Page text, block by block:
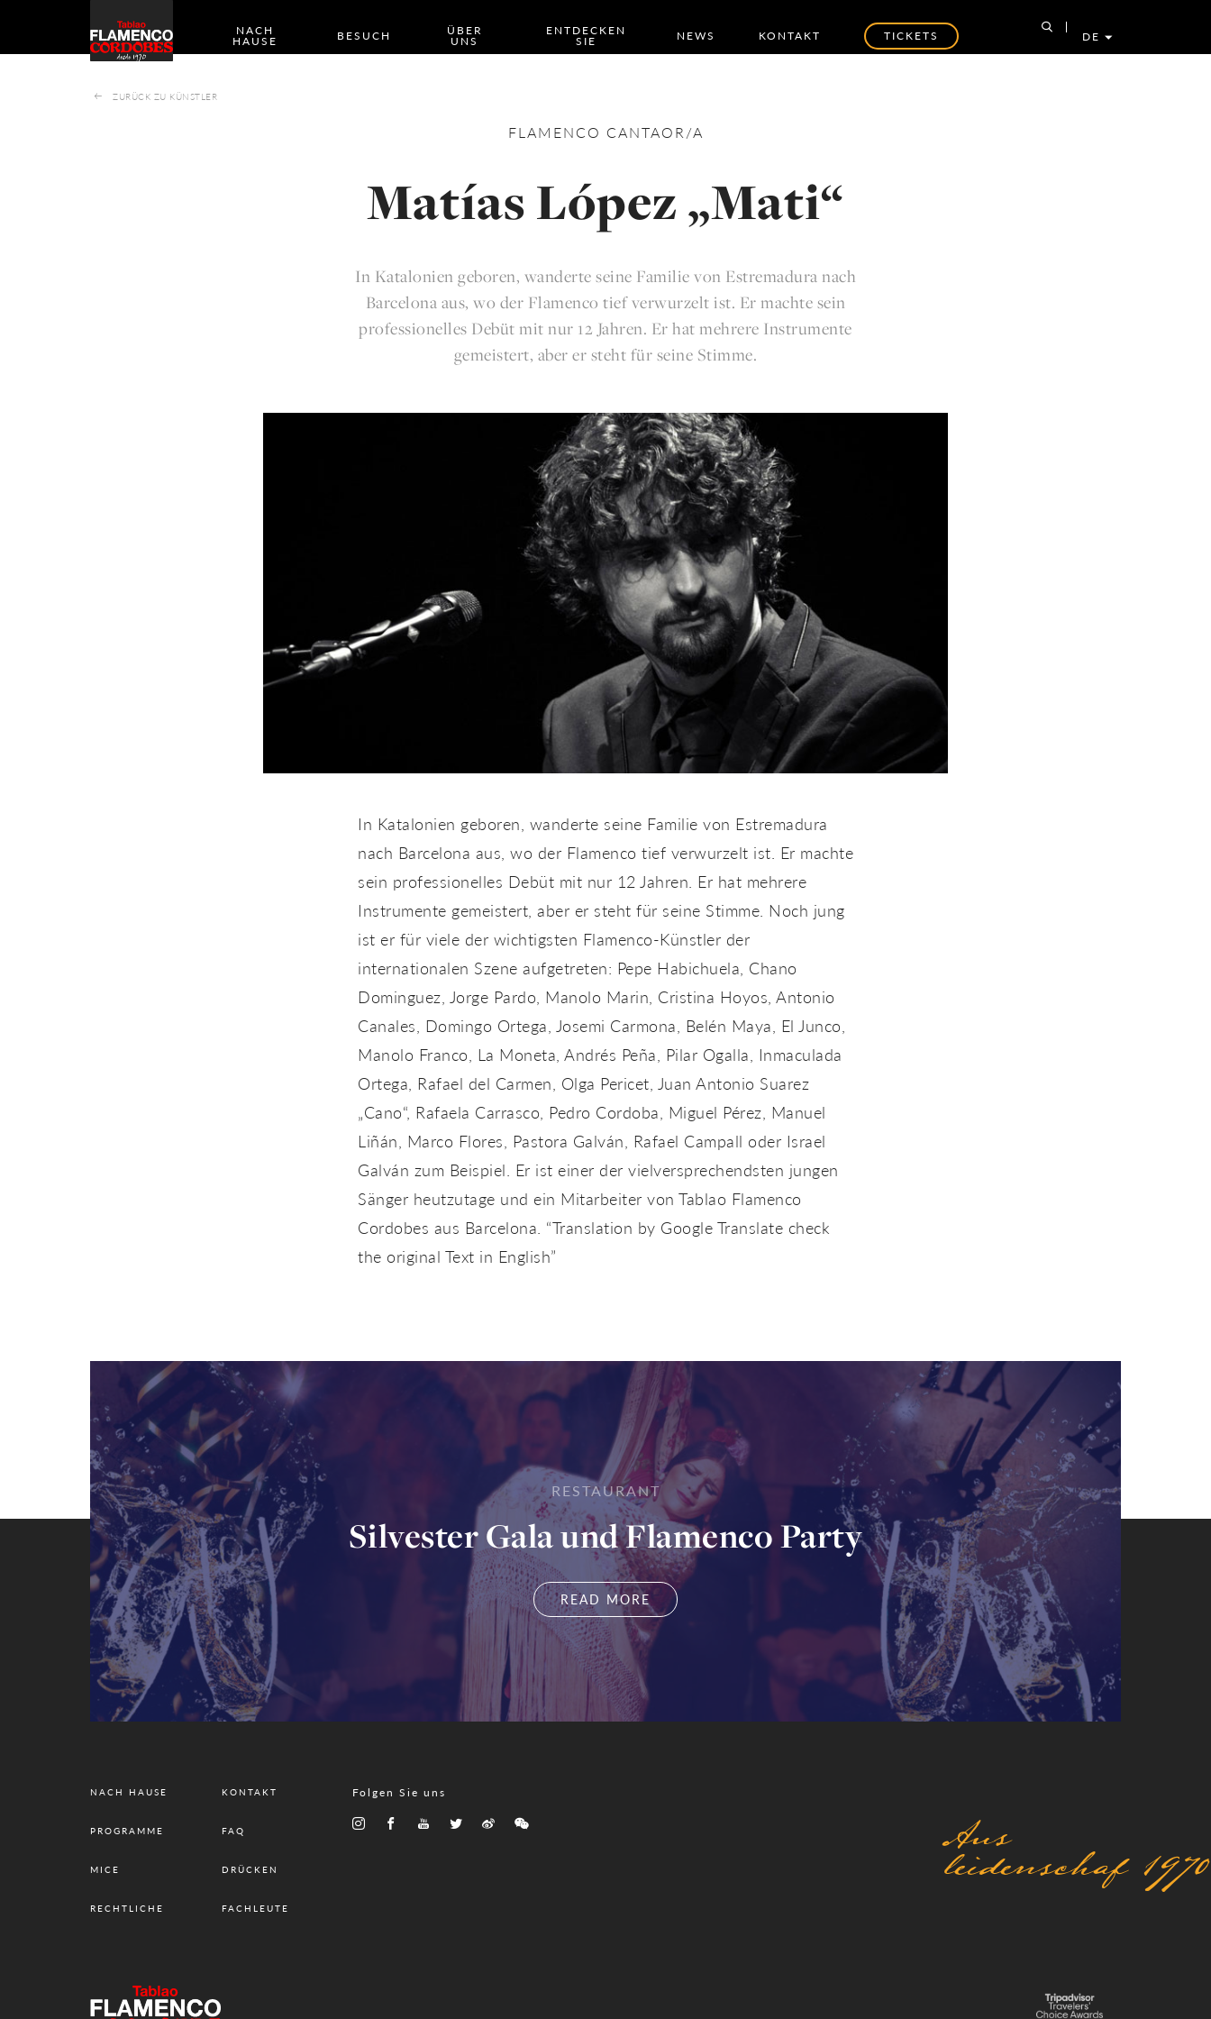
NACH
HAUSE BESUCH ÜBER
UNS
ENTDECKEN
SIE NEWS KONTAKT TICKETS DE
ZURÜCK ZU KÜNSTLER
FLAMENCO CANTAOR/A
Matías López „Mati“
In Katalonien geboren, wanderte seine Familie von Estremadura nach
Barcelona aus, wo der Flamenco tief verwurzelt ist. Er machte sein
professionelles Debüt mit nur 12 Jahren. Er hat mehrere Instrumente
gemeistert, aber er steht für seine Stimme.
In Katalonien geboren, wanderte seine Familie von Estremadura
nach Barcelona aus, wo der Flamenco tief verwurzelt ist. Er machte
sein professionelles Debüt mit nur 12 Jahren. Er hat mehrere
Instrumente gemeistert, aber er steht für seine Stimme. Noch jung
ist er für viele der wichtigsten Flamenco-Künstler der
internationalen Szene aufgetreten: Pepe Habichuela, Chano
Dominguez, Jorge Pardo, Manolo Marin, Cristina Hoyos, Antonio
Canales, Domingo Ortega, Josemi Carmona, Belén Maya, El Junco,
Manolo Franco, La Moneta, Andrés Peña, Pilar Ogalla, Inmaculada
Ortega, Rafael del Carmen, Olga Pericet, Juan Antonio Suarez
„Cano“, Rafaela Carrasco, Pedro Cordoba, Miguel Pérez, Manuel
Liñán, Marco Flores, Pastora Galván, Rafael Campall oder Israel
Galván zum Beispiel. Er ist einer der vielversprechendsten jungen
Sänger heutzutage und ein Mitarbeiter von Tablao Flamenco
Cordobes aus Barcelona. “Translation by Google Translate check
the original Text in English”
RESTAURANT
Silvester Gala und Flamenco Party
READ MORE
NACH HAUSE
PROGRAMME
MICE
RECHTLICHE
KONTAKT
FAQ
DRÜCKEN
FACHLEUTE
Folgen Sie uns
Aus
leidenschaf 1970